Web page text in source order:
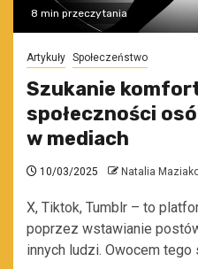
8 min przeczytania
Artykuły Społeczeństwo
Szukanie
społeczności
w mediach
10/03/2025 Natalia
X, Tiktok, Tumblr – to
poprzez wstawianie
innych ludzi. Owocem tego